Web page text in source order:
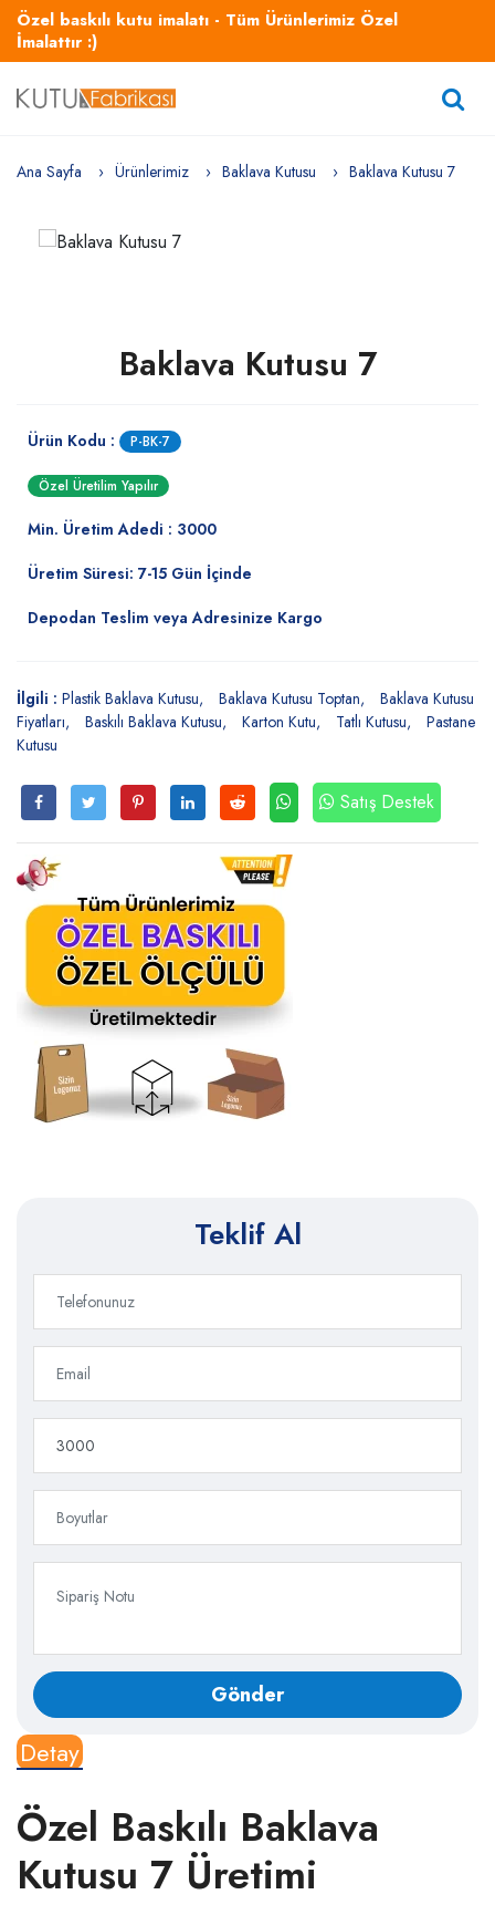
Özel baskılı kutu imalatı - Tüm Ürünlerimiz Özel
İmalattır :)
Ana Sayfa Ürünlerimiz Baklava Kutusu Baklava Kutusu 7
Baklava Kutusu 7
Ürün Kodu : P-BK-7
Özel Üretilim Yapılır
Min. Üretim Adedi : 3000
Üretim Süresi: 7-15 Gün İçinde
Depodan Teslim veya Adresinize Kargo
İlgili : Plastik Baklava Kutusu Baklava Kutusu Toptan
Baklava Kutusu
Fiyatları
Baskılı Baklava Kutusu Karton Kutu Tatlı Kutusu
Pastane
Kutusu
Satış Destek
Teklif Al
Detay
Özel Baskılı Baklava
Kutusu 7 Üretimi